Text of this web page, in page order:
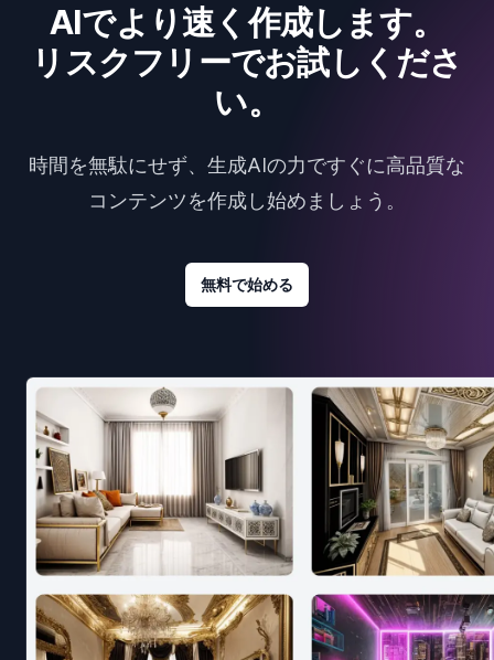
AIでより速く作成します。
リスクフリーでお試しくださ
い。
時間を無駄にせず、生成AIの力ですぐに高品質な
コンテンツを作成し始めましょう。
無料で始める